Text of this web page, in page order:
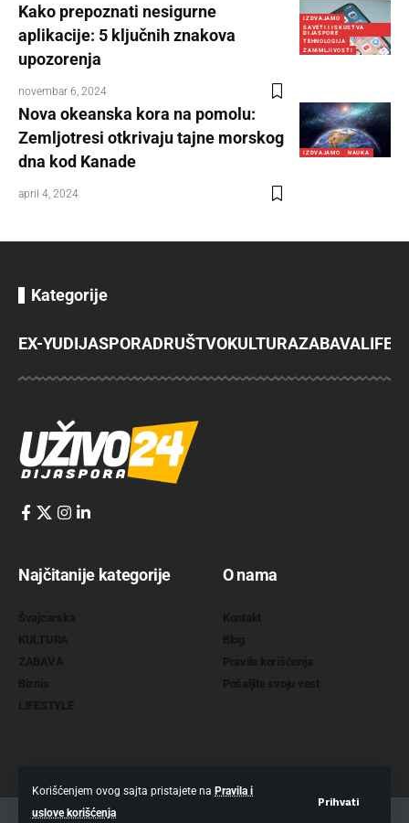
Korišćenjem ovog sajta pristajete na Pravila i
uslove korišćenja
Prihvati
IZDVAJAMO
SAVETI I ISKUSTVA
DIJASPORE
TEHNOLOGIJA
ZANIMLJIVOSTI
Kako prepoznati nesigurne
aplikacije: 5 ključnih znakova
upozorenja
novembar 6, 2024
IZDVAJAMO NAUKA
Nova okeanska kora na pomolu:
Zemljotresi otkrivaju tajne morskog
dna kod Kanade
april 4, 2024
Kategorije
EX-YUDIJASPORADRUŠTVOKULTURAZABAVA
Najčitanije kategorije O nama